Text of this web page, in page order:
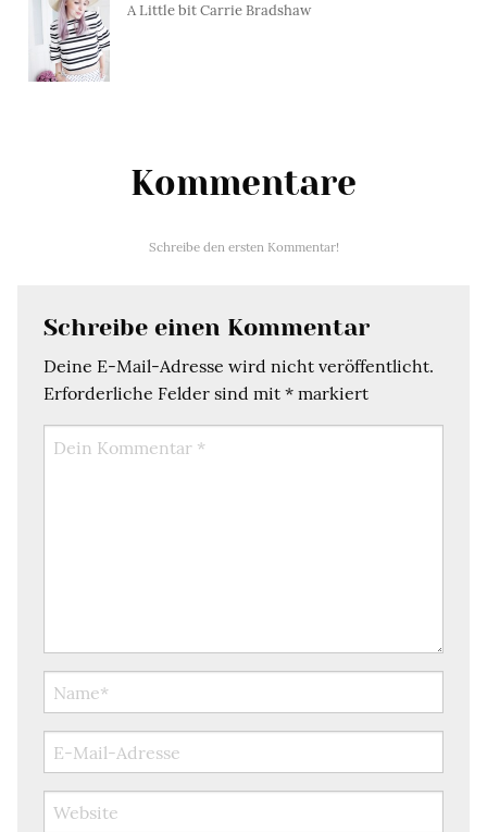
A Little bit Carrie Bradshaw
Kommentare
Schreibe den ersten Kommentar!
Schreibe einen Kommentar
Deine E-Mail-Adresse wird nicht veröffentlicht.
Erforderliche Felder sind mit * markiert